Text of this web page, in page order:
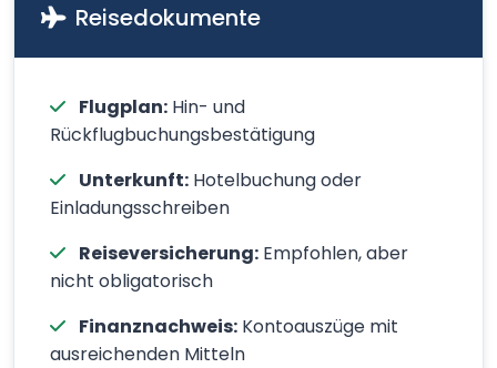
Reisedokumente
Flugplan: Hin- und
Rückflugbuchungsbestätigung
Unterkunft: Hotelbuchung oder
Einladungsschreiben
Reiseversicherung: Empfohlen, aber
nicht obligatorisch
Finanznachweis: Kontoauszüge mit
ausreichenden Mitteln